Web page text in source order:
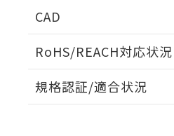
タイムチャート
A: 65mm以上、B: 60mm以上
CAD
RoHS/REACH対応状況
EU RoHS 注意事項・凡例
規格認証/適合状況